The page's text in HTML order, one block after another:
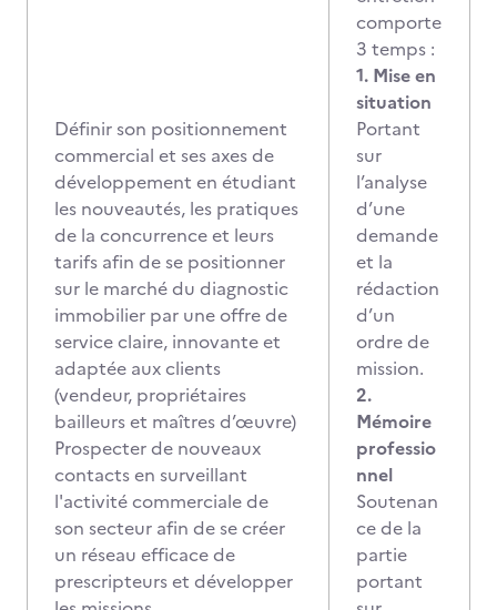
Définir son positionnement
commercial et ses axes de
développement en étudiant
les nouveautés, les pratiques
de la concurrence et leurs
tarifs afin de se positionner
sur le marché du diagnostic
immobilier par une offre de
service claire, innovante et
adaptée aux clients
(vendeur, propriétaires
bailleurs et maîtres d’œuvre)
Prospecter de nouveaux
contacts en surveillant
l'activité commerciale de
son secteur afin de se créer
un réseau efficace de
prescripteurs et développer
comporte
3 temps :
1. Mise en
situation
Portant
sur
l’analyse
d’une
demande
et la
rédaction
d’un
ordre de
mission.
2.
Mémoire
professio
nnel
Soutenan
ce de la
partie
portant